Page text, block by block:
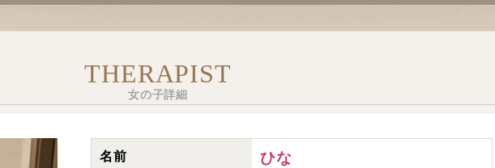
女の子詳細
THERAPIST
名前 ひな